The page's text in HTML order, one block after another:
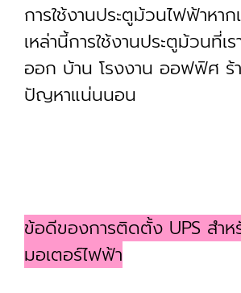
การใช้งานประตูม้วนไฟฟ้าหา
เหล่านี้การใช้งานประตูม้วนที่เร
ออก บ้าน โรงงาน ออฟฟิศ ร้
ปัญหาแน่นนอน
ข้อดีของการติดตั้ง UPS สำ
มอเตอร์ไฟฟ้า